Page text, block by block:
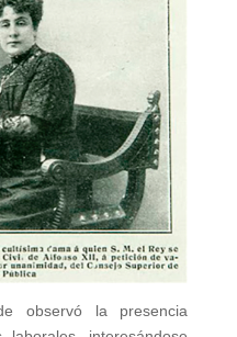
observó la presencia